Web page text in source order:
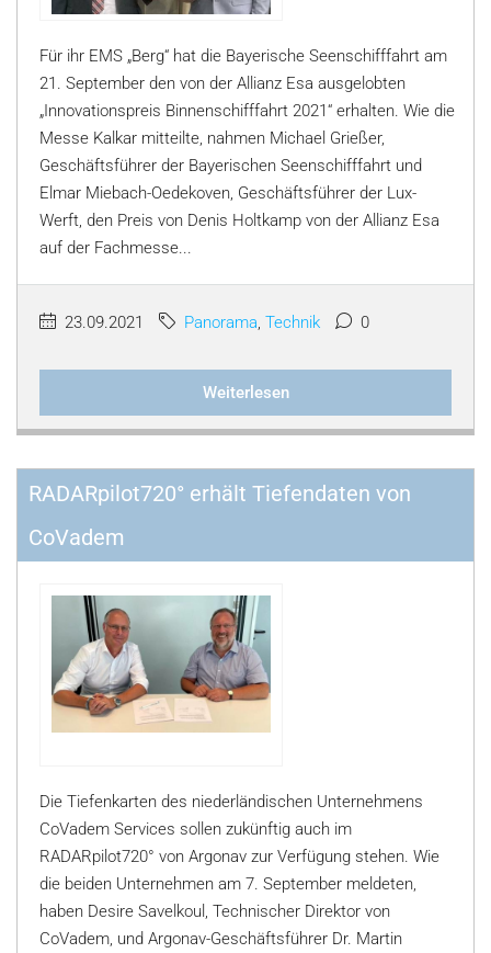
Für ihr EMS „Berg“ hat die Bayerische Seenschifffahrt am
21. September den von der Allianz Esa ausgelobten
„Innovationspreis Binnenschifffahrt 2021“ erhalten. Wie die
Messe Kalkar mitteilte, nahmen Michael Grießer,
Geschäftsführer der Bayerischen Seenschifffahrt und
Elmar Miebach-Oedekoven, Geschäftsführer der Lux-
Werft, den Preis von Denis Holtkamp von der Allianz Esa
auf der Fachmesse...
23.09.2021 Panorama, Technik 0
Weiterlesen
RADARpilot720° erhält Tiefendaten von
CoVadem
Die Tiefenkarten des niederländischen Unternehmens
CoVadem Services sollen zukünftig auch im
RADARpilot720° von Argonav zur Verfügung stehen. Wie
die beiden Unternehmen am 7. September meldeten,
haben Desire Savelkoul, Technischer Direktor von
CoVadem, und Argonav-Geschäftsführer Dr. Martin